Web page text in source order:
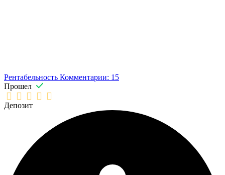
Рентабельность Комментарии: 15
Прошел
Депозит